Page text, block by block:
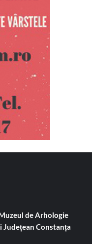
de Arhologie
Constanța